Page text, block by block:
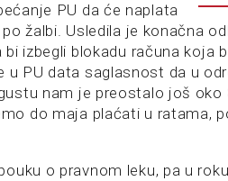
PU da će naplata
žalbi. Usledila je konačna
izbegli blokadu računa koja
u PU data saglasnost da u
nam je preostalo još
do maja plaćati u ratama,
o pravnom leku, pa u